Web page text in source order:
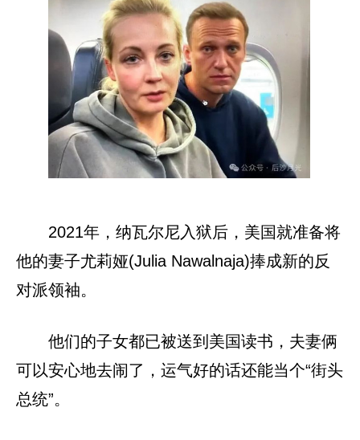
2021年，纳瓦尔尼入狱后，美国就准备将
他的妻子尤莉娅(Julia Nawalnaja)捧成新的反
对派领袖。
他们的子女都已被送到美国读书，夫妻俩
可以安心地去闹了，运气好的话还能当个“街头
总统”。